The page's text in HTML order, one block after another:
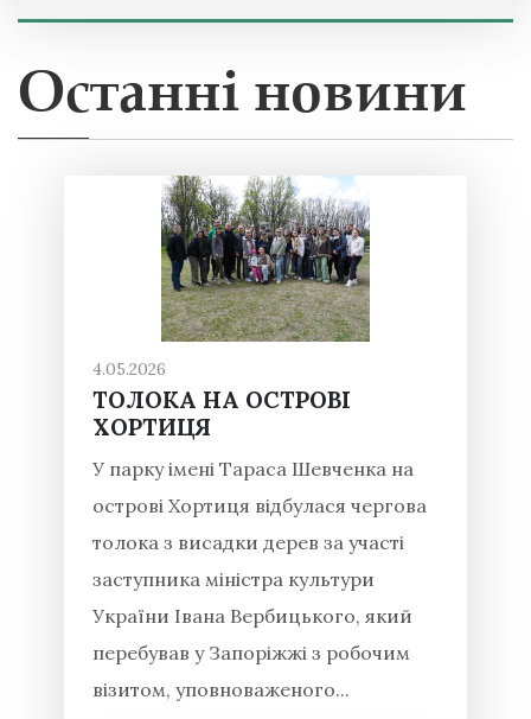
Останні новини
4.05.2026
ТОЛОКА НА ОСТРОВІ
ХОРТИЦЯ
У парку імені Тараса Шевченка на
острові Хортиця відбулася чергова
толока з висадки дерев за участі
заступника міністра культури
України Івана Вербицького, який
перебував у Запоріжжі з робочим
візитом, уповноваженого...